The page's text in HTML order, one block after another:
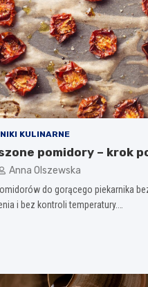
KULINARNE
pomidory – krok
Anna Olszewska
do gorącego piekarnika
i bez kontroli temperatury.…